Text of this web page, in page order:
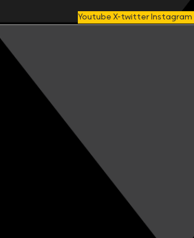
YoutubeX-twitterInstagram